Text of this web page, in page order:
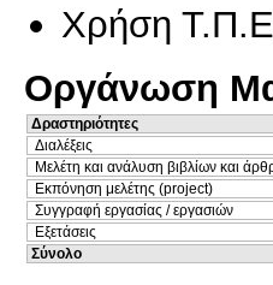
Χρήση
Οργάνωση
Δραστηριότητες
Διαλέξεις
Μελέτη και ανάλυση βιβλίων και
Εκπόνηση μελέτης (project)
Συγγραφή εργασίας / εργασιών
Εξετάσεις
Σύνολο